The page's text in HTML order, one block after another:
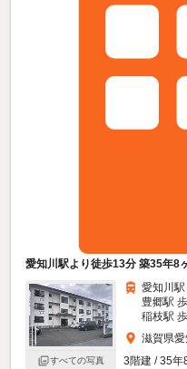
愛知川駅より徒歩13分 築35年8
すべての写真
愛知川駅
豊郷駅 歩
稲枝駅 歩
滋賀県
3階建 / 35年